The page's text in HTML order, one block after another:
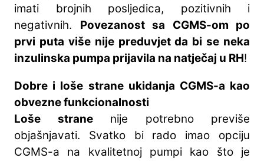
imati brojnih posljedica, pozitivnih i
negativnih. Povezanost sa CGMS-om po
prvi puta više nije preduvjet da bi se neka
inzulinska pumpa prijavila na natječaj u RH!
Dobre i loše strane ukidanja CGMS-a kao
obvezne funkcionalnosti
Loše stranenije potrebno previše
objašnjavati. Svatko bi rado imao opciju
CGMS-a na kvalitetnoj pumpi kao što je